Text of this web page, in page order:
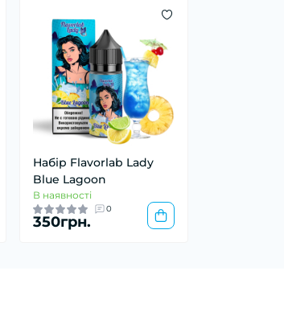
Набір Flavorlab Lady
Blue Lagoon
В наявності
0
350грн.